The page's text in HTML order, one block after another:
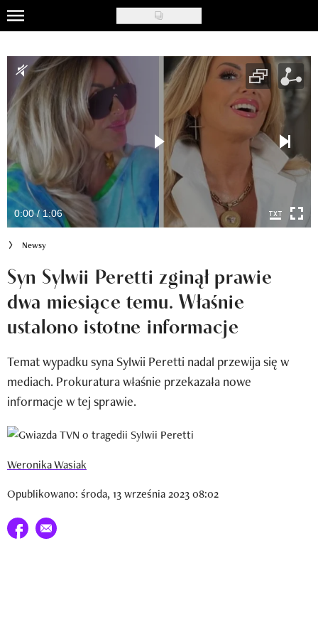
Skip
to
main
content
Moda
Ślub i wesele
Styl życia
Nasze akcje
Inspiracje
Klub Recenzentki
Newsy
Newsletter
Wizaz Summer Influ School
0:00 / 1:06
Newsy
Syn Sylwii Peretti zginął prawie
dwa miesiące temu. Właśnie
ustalono istotne informacje
Temat wypadku syna Sylwii Peretti nadal przewija się w
mediach. Prokuratura właśnie przekazała nowe
informacje w tej sprawie.
Weronika Wasiak
Opublikowano: środa, 13 września 2023 08:02
Udostępnij na facebook
E-mail do przyjaciela